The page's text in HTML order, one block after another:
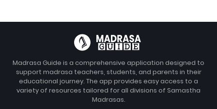
Madrasa Guide is a comprehensive application designed to
support madrasa teachers, students, and parents in their
educational journey. The app provides easy access to a
variety of resources tailored for all divisions of Samastha
Madrasas.